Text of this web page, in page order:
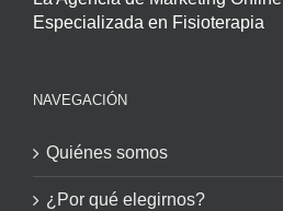
Especializada en Fisioterapia
NAVEGACIÓN
Quiénes somos
¿Por qué elegirnos?